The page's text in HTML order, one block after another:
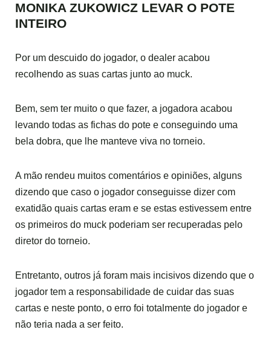
MONIKA ZUKOWICZ LEVAR O POTE
INTEIRO
Por um descuido do jogador, o dealer acabou
recolhendo as suas cartas junto ao muck.
Bem, sem ter muito o que fazer, a jogadora acabou
levando todas as fichas do pote e conseguindo uma
bela dobra, que lhe manteve viva no torneio.
A mão rendeu muitos comentários e opiniões, alguns
dizendo que caso o jogador conseguisse dizer com
exatidão quais cartas eram e se estas estivessem entre
os primeiros do muck poderiam ser recuperadas pelo
diretor do torneio.
Entretanto, outros já foram mais incisivos dizendo que o
jogador tem a responsabilidade de cuidar das suas
cartas e neste ponto, o erro foi totalmente do jogador e
não teria nada a ser feito.